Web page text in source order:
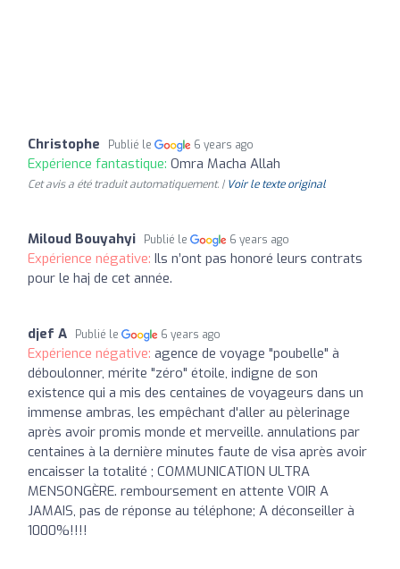
Christophe Publié le 6 years ago
Expérience fantastique: Omra Macha Allah
Cet avis a été traduit automatiquement. | Voir le texte original
Miloud Bouyahyi Publié le 6 years ago
Expérience négative: Ils n’ont pas honoré leurs contrats
pour le haj de cet année.
djef A Publié le 6 years ago
Expérience négative: agence de voyage "poubelle" à
déboulonner, mérite "zéro" étoile, indigne de son
existence qui a mis des centaines de voyageurs dans un
immense ambras, les empêchant d'aller au pèlerinage
après avoir promis monde et merveille. annulations par
centaines à la dernière minutes faute de visa après avoir
encaisser la totalité ; COMMUNICATION ULTRA
MENSONGÈRE. remboursement en attente VOIR A
JAMAIS, pas de réponse au téléphone; A déconseiller à
1000%!!!!